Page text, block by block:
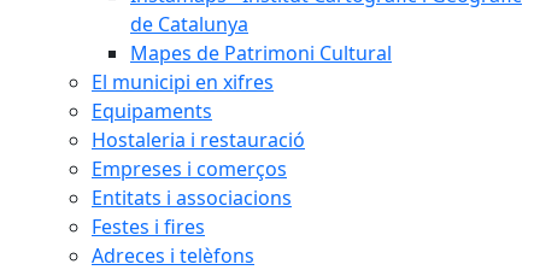
de Catalunya
Mapes de Patrimoni Cultural
El municipi en xifres
Equipaments
Hostaleria i restauració
Empreses i comerços
Entitats i associacions
Festes i fires
Adreces i telèfons